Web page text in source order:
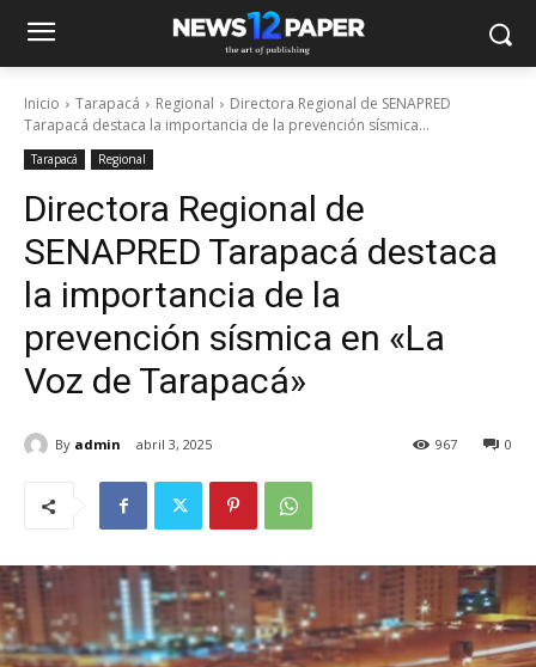
Inicio Tarapacá Regional
Directora Regional de SENAPRED
Tarapacá destaca la importancia de la prevención sísmica...
Tarapacá Regional
Directora Regional de
SENAPRED Tarapacá destaca
la importancia de la
prevención sísmica en «La
Voz de Tarapacá»
By admin abril 3, 2025 0
967